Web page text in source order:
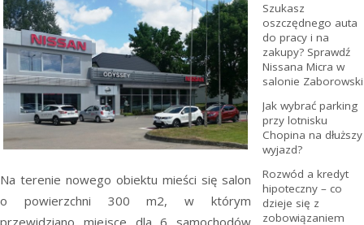
Na terenie nowego obiektu mieści się salon
o powierzchni 300 m2, w którym
Szukasz
oszczędnego auta
do pracy i na
zakupy? Sprawdź
Nissana Micra w
salonie Zaborowski
Jak wybrać parking
przy lotnisku
Chopina na dłuższy
wyjazd?
Rozwód a kredyt
hipoteczny – co
dzieje się z
zobowiązaniem